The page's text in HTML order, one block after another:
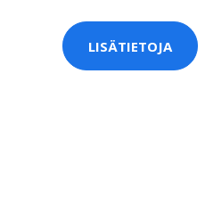
LISÄTIETOJA